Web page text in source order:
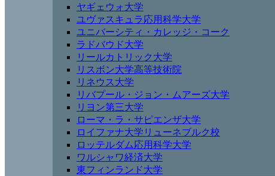
ヤギェウォ大学
ユヴァスキュラ応用科学大学
ユニバーシティ・カレッジ・コーク
ラドバウド大学
リールカトリック大学
リスボン大学高等技術院
リネウス大学
リバプール・ジョン・ムアーズ大学
リヨン第三大学
ローマ・ラ・サピエンザ大学
ロイファナ大学リューネブルク校
ロッテルダム応用科学大学
ワルシャワ経済大学
東フィンランド大学